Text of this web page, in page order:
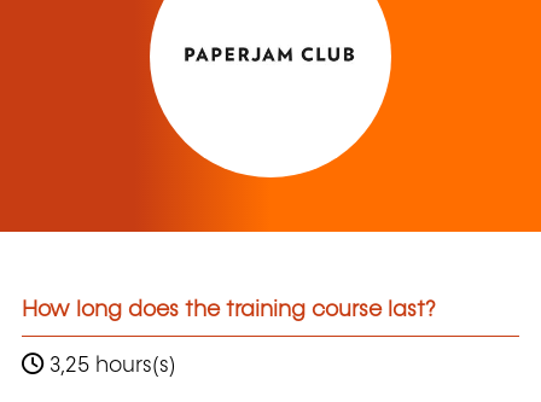
How long does the training course last?
3,25 hours(s)